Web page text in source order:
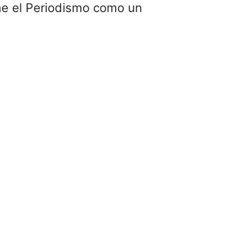
el Periodismo como un